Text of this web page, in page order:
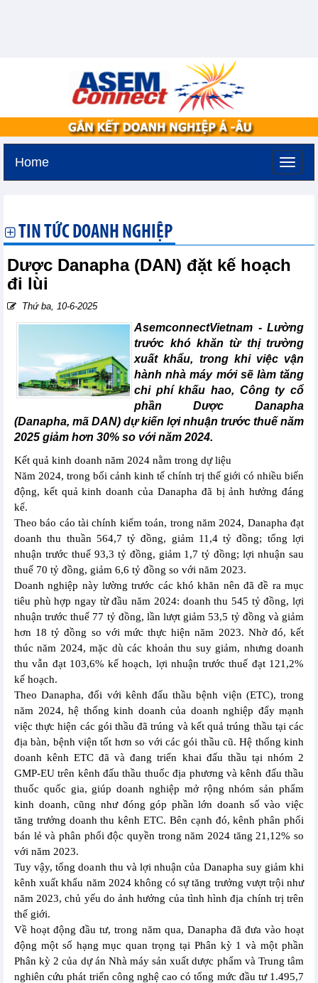
Home
TIN TỨC DOANH NGHIỆP
Dược Danapha (DAN) đặt kế hoạch
đi lùi
Thứ ba, 10-6-2025
AsemconnectVietnam - Lường
trước khó khăn từ thị trường
xuất khẩu, trong khi việc vận
hành nhà máy mới sẽ làm tăng
chi phí khấu hao, Công ty cổ
phần Dược Danapha
(Danapha, mã DAN) dự kiến lợi nhuận trước thuế năm
2025 giảm hơn 30% so với năm 2024.
Kết quả kinh doanh năm 2024 nằm trong dự liệu
Năm 2024, trong bối cảnh kinh tế chính trị thế giới có nhiều biến
động, kết quả kinh doanh của Danapha đã bị ảnh hưởng đáng
kể.
Theo báo cáo tài chính kiểm toán, trong năm 2024, Danapha đạt
doanh thu thuần 564,7 tỷ đồng, giảm 11,4 tỷ đồng; tổng lợi
nhuận trước thuế 93,3 tỷ đồng, giảm 1,7 tỷ đồng; lợi nhuận sau
thuế 70 tỷ đồng, giảm 6,6 tỷ đồng so với năm 2023.
Doanh nghiệp này lường trước các khó khăn nên đã đề ra mục
tiêu phù hợp ngay từ đầu năm 2024: doanh thu 545 tỷ đồng, lợi
nhuận trước thuế 77 tỷ đồng, lần lượt giảm 53,5 tỷ đồng và giảm
hơn 18 tỷ đồng so với mức thực hiện năm 2023. Nhờ đó, kết
thúc năm 2024, mặc dù các khoản thu suy giảm, nhưng doanh
thu vẫn đạt 103,6% kế hoạch, lợi nhuận trước thuế đạt 121,2%
kế hoạch.
Theo Danapha, đối với kênh đấu thầu bệnh viện (ETC), trong
năm 2024, hệ thống kinh doanh của doanh nghiệp đẩy mạnh
việc thực hiện các gói thầu đã trúng và kết quả trúng thầu tại các
địa bàn, bệnh viện tốt hơn so với các gói thầu cũ. Hệ thống kinh
doanh kênh ETC đã và đang triển khai đấu thầu tại nhóm 2
GMP-EU trên kênh đấu thầu thuốc địa phương và kênh đấu thầu
thuốc quốc gia, giúp doanh nghiệp mở rộng nhóm sản phẩm
kinh doanh, cũng như đóng góp phần lớn doanh số vào việc
tăng trưởng doanh thu kênh ETC. Bên cạnh đó, kênh phân phối
bán lẻ và phân phối độc quyền trong năm 2024 tăng 21,12% so
với năm 2023.
Tuy vậy, tổng doanh thu và lợi nhuận của Danapha suy giảm khi
kênh xuất khẩu năm 2024 không có sự tăng trưởng vượt trội như
năm 2023, chủ yếu do ảnh hưởng của tình hình địa chính trị trên
thế giới.
Về hoạt động đầu tư, trong năm qua, Danapha đã đưa vào hoạt
động một số hạng mục quan trọng tại Phân kỳ 1 và một phần
Phân kỳ 2 của dự án Nhà máy sản xuất dược phẩm và Trung tâm
nghiên cứu phát triển công nghệ cao có tổng mức đầu tư 1.495,7